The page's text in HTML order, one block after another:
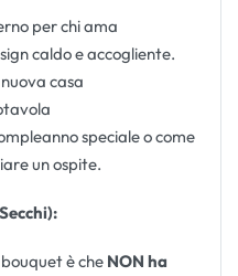
per chi ama
caldo e accogliente.
casa
speciale o come
un ospite.
è che NON ha